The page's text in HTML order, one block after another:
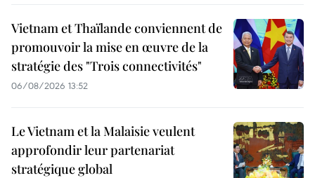
Vietnam et Thaïlande conviennent de
promouvoir la mise en œuvre de la
stratégie des "Trois connectivités"
06/08/2026 13:52
Le Vietnam et la Malaisie veulent
approfondir leur partenariat
stratégique global